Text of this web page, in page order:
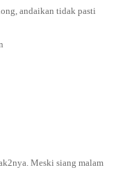
andaikan tidak pasti
Meski siang malam